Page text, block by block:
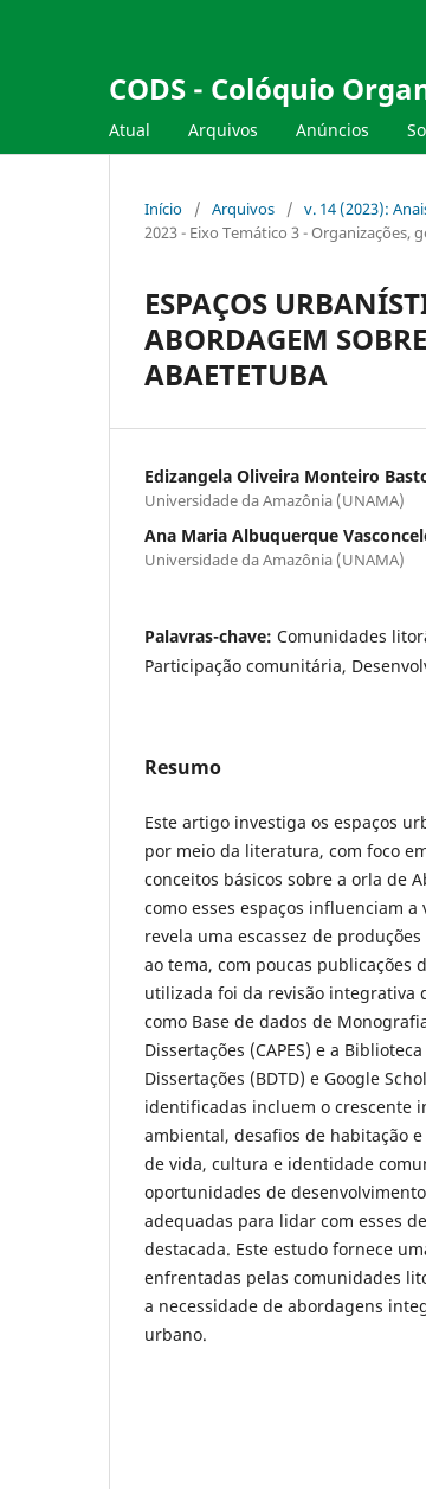
CODS - Colóquio
Atual Arquivos Anúncios
Início / Arquivos / v. 14 (2023):
2023 - Eixo Temático 3 - Organizações,
ESPAÇOS
ABORDAGEM
ABAETETUBA
Edizangela Oliveira Monteiro
Universidade da Amazônia (UNAMA)
Ana Maria Albuquerque
Universidade da Amazônia (UNAMA)
Palavras-chave: Comunidades
Participação comunitária,
Resumo
Este artigo investiga os espaços
por meio da literatura, com foco
conceitos básicos sobre a orla de
como esses espaços influenciam
revela uma escassez de
ao tema, com poucas publicações
utilizada foi da revisão integrativa
como Base de dados de
Dissertações (CAPES) e a
Dissertações (BDTD) e Google
identificadas incluem o crescente
ambiental, desafios de habitação
de vida, cultura e identidade
oportunidades de
adequadas para lidar com esses
destacada. Este estudo fornece
enfrentadas pelas comunidades
a necessidade de abordagens
urbano.